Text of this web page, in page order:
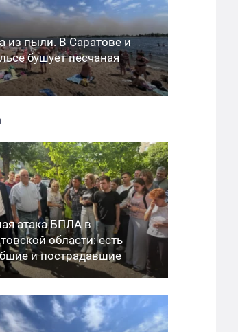
из пыли. В Саратове и
бушует песчаная
атака БПЛА в
области: есть
и пострадавшие